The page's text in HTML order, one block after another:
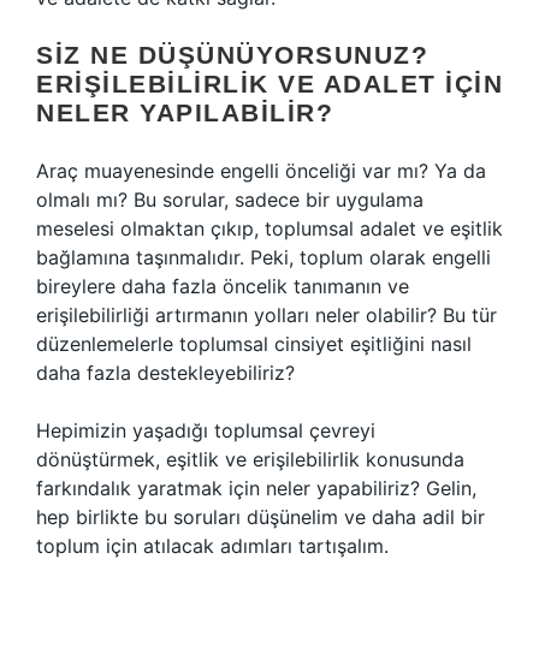
SIZ NE DÜŞÜNÜYORSUNUZ?
ERIŞILEBILIRLIK VE ADALET İÇIN
NELER YAPILABILIR?
Araç muayenesinde engelli önceliği var mı? Ya da
olmalı mı? Bu sorular, sadece bir uygulama
meselesi olmaktan çıkıp, toplumsal adalet ve eşitlik
bağlamına taşınmalıdır. Peki, toplum olarak engelli
bireylere daha fazla öncelik tanımanın ve
erişilebilirliği artırmanın yolları neler olabilir? Bu tür
düzenlemelerle toplumsal cinsiyet eşitliğini nasıl
daha fazla destekleyebiliriz?
Hepimizin yaşadığı toplumsal çevreyi
dönüştürmek, eşitlik ve erişilebilirlik konusunda
farkındalık yaratmak için neler yapabiliriz? Gelin,
hep birlikte bu soruları düşünelim ve daha adil bir
toplum için atılacak adımları tartışalım.